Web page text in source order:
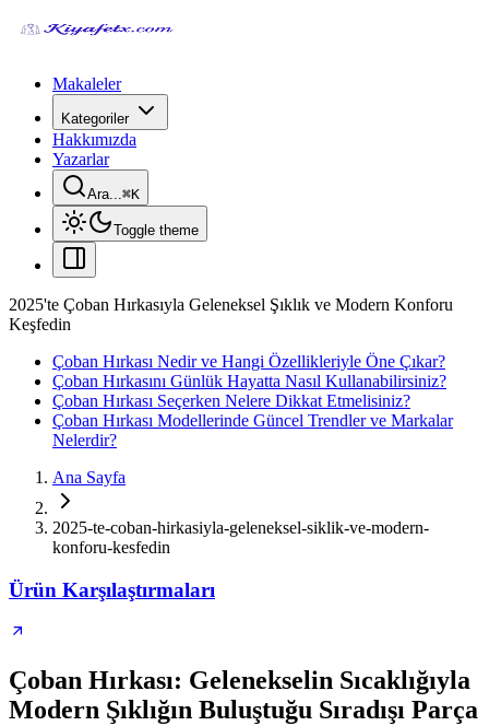
Makaleler
Kategoriler
Hakkımızda
Yazarlar
Ara...⌘K
Toggle theme
2025'te Çoban Hırkasıyla Geleneksel Şıklık ve Modern Konforu
Keşfedin
Çoban Hırkası Nedir ve Hangi Özellikleriyle Öne Çıkar?
Çoban Hırkasını Günlük Hayatta Nasıl Kullanabilirsiniz?
Çoban Hırkası Seçerken Nelere Dikkat Etmelisiniz?
Çoban Hırkası Modellerinde Güncel Trendler ve Markalar
Nelerdir?
Ana Sayfa
2025-te-coban-hirkasiyla-geleneksel-siklik-ve-modern-
konforu-kesfedin
Ürün Karşılaştırmaları
Çoban Hırkası: Gelenekselin Sıcaklığıyla
Modern Şıklığın Buluştuğu Sıradışı Parça